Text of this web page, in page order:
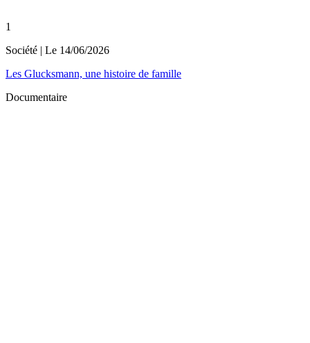
1
Société | Le 14/06/2026
Les Glucksmann, une histoire de famille
Documentaire